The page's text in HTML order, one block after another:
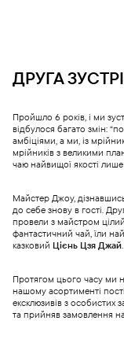
ДРУГА
Пройшло 6 років, і ми
відбулося багато змін:
амбіціями, а ми, із
мрійників з великими
чаю найвищої якості лише
Майстер Джоу,
до себе знову в гості.
провели з майстром
фантастичний чай, їли
казковий Цієнь Цзя Джай
Протягом цього часу ми
нашому асортименті
ексклюзивів з особистих
та прийняв замовлення